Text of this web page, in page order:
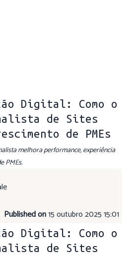
Digital: Como o
de Sites
de PMEs
melhora performance, experiência
PMEs.
Published on15 outubro 2025 15:01
Digital: Como o
de Sites